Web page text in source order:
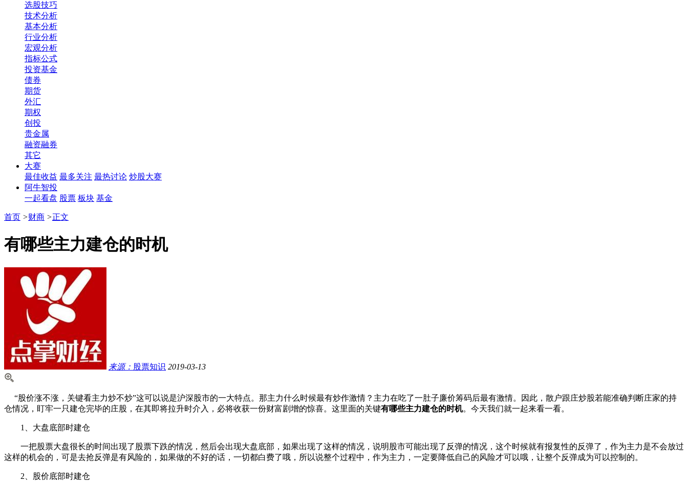
选股技巧
技术分析
基本分析
行业分析
宏观分析
指标公式
投资基金
债券
期货
外汇
期权
创投
贵金属
融资融券
其它
大赛
最佳收益 最多关注 最热讨论 炒股大赛
阿牛智投
一起看盘 股票 板块 基金
首页 >财商 >正文
有哪些主力建仓的时机
来源： 股票知识 2019-03-13
“股价涨不涨，关键看主力炒不炒”这可以说是沪深股市的一大特点。那主力什么时候最有炒作激情？主力在吃了一肚子廉价筹码后最有激情。因此，散户跟庄炒股若能准确判断庄家的持
仓情况，盯牢一只建仓完毕的庄股，在其即将拉升时介入，必将收获一份财富剧增的惊喜。这里面的关键有哪些主力建仓的时机。今天我们就一起来看一看。
1、大盘底部时建仓
一把股票大盘很长的时间出现了股票下跌的情况，然后会出现大盘底部，如果出现了这样的情况，说明股市可能出现了反弹的情况，这个时候就有报复性的反弹了，作为主力是不会放过
这样的机会的，可是去抢反弹是有风险的，如果做的不好的话，一切都白费了哦，所以说整个过程中，作为主力，一定要降低自己的风险才可以哦，让整个反弹成为可以控制的。
2、股价底部时建仓